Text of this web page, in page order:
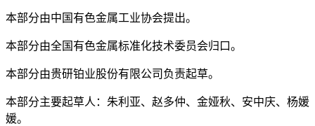
本部分由中国有色金属工业协会提出。
本部分由全国有色金属标准化技术委员会归口。
本部分由贵研铂业股份有限公司负责起草。
本部分主要起草人：朱利亚、赵多仲、金娅秋、安中庆、杨媛
媛。